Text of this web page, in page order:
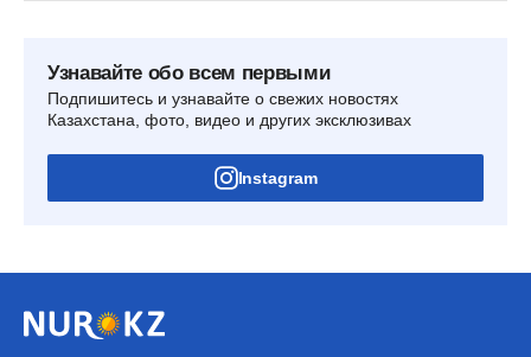
Узнавайте обо всем первыми
Подпишитесь и узнавайте о свежих новостях
Казахстана, фото, видео и других эксклюзивах
Instagram